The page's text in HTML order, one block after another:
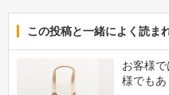
この投稿と一緒によく読ま
お客様
様でも